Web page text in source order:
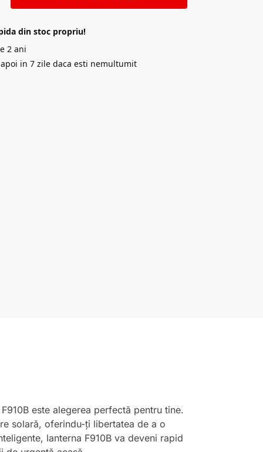
din stoc propriu!
2 ani
in 7 zile daca esti nemultumit
este alegerea perfectă pentru tine.
solară, oferindu-ți libertatea de a o
lanterna F910B va deveni rapid